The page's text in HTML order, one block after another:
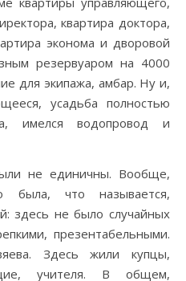
квартира доктора,
эконома и дворовой
резервуаром на 4000
для экипажа, амбар. Ну и,
усадьба полностью
имелся водопровод и
не единичны. Вообще,
была, что называется,
здесь не было случайных
презентабельными.
Здесь жили купцы,
учителя. В общем,